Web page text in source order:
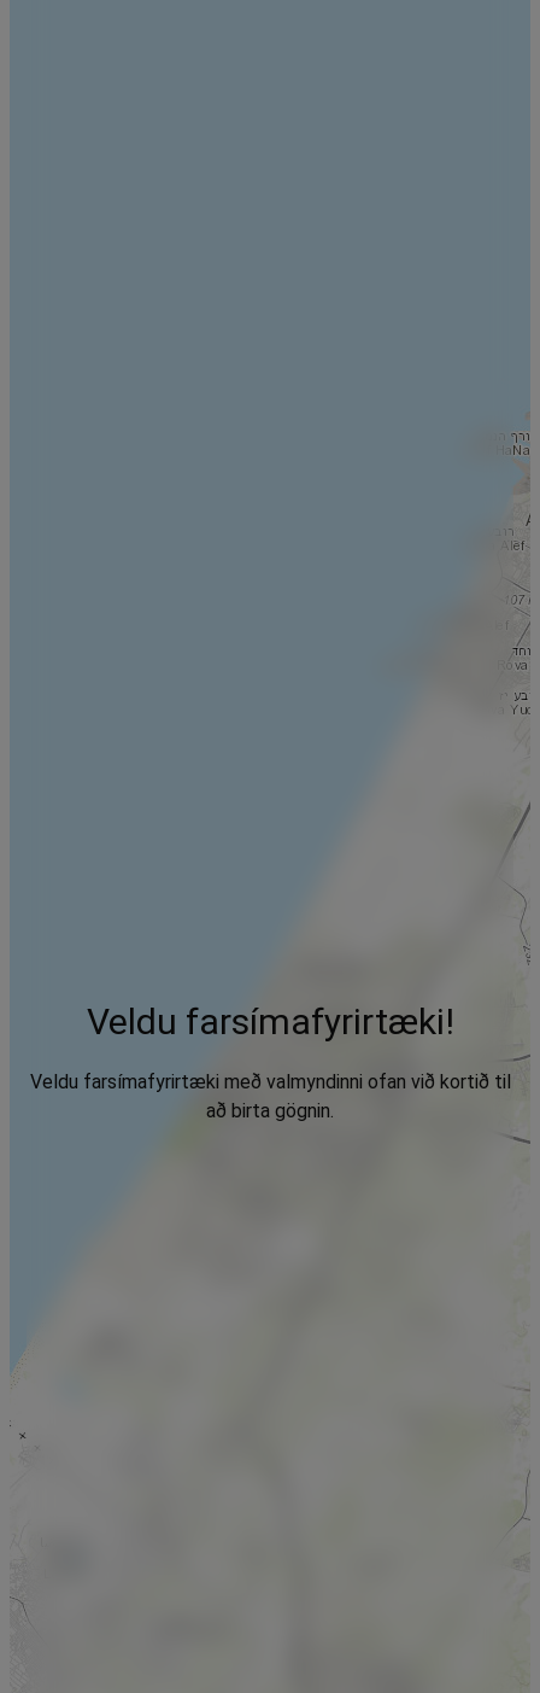
Veldu farsímafyrirtæki!
Veldu farsímafyrirtæki með valmyndinni ofan við kortið til
að birta gögnin.